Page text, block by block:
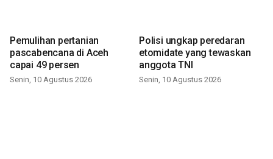
Pemulihan pertanian
pascabencana di Aceh
capai 49 persen
Senin, 10 Agustus 2026
Polisi ungkap peredaran
etomidate yang tewaskan
anggota TNI
Senin, 10 Agustus 2026